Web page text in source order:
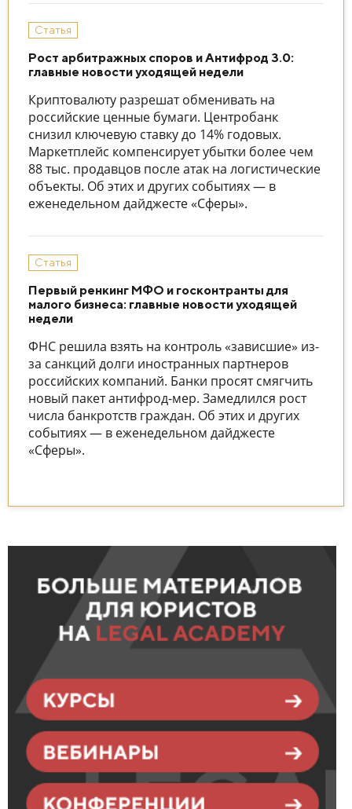
Статья
Рост арбитражных споров и Антифрод 3.0:
главные новости уходящей недели
Криптовалюту разрешат обменивать на
российские ценные бумаги. Центробанк
снизил ключевую ставку до 14% годовых.
Маркетплейс компенсирует убытки более чем
88 тыс. продавцов после атак на логистические
объекты. Об этих и других событиях — в
еженедельном дайджесте «Сферы».
Статья
Первый ренкинг МФО и госконтранты для
малого бизнеса: главные новости уходящей
недели
ФНС решила взять на контроль «зависшие» из-
за санкций долги иностранных партнеров
российских компаний. Банки просят смягчить
новый пакет антифрод-мер. Замедлился рост
числа банкротств граждан. Об этих и других
событиях — в еженедельном дайджесте
«Сферы».